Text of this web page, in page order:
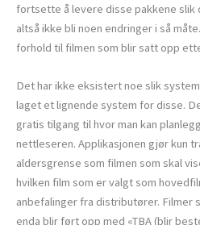
fortsette å levere disse pakkene slik
altså ikke bli noen endringer i så
forhold til filmen som blir satt opp
Det har ikke eksistert noe slik
laget et lignende system for disse.
gratis tilgang til hvor man kan
nettleseren. Applikasjonen gjør kun
aldersgrense som filmen som skal
hvilken film som er valgt som
anbefalinger fra distributører. Filmer
enda blir ført opp med «TBA (blir